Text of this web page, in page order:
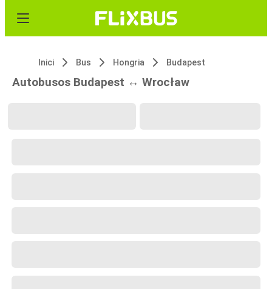
Inici Bus Hongria Budapest
Autobusos Budapest ↔ Wrocław